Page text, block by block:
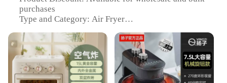
purchases
Type and Category: Air Fryer
digital display
Usage and Purpose: Versatile cooking for a variety
of dishes
Performance and Property: Efficient heating
technology for even cooking